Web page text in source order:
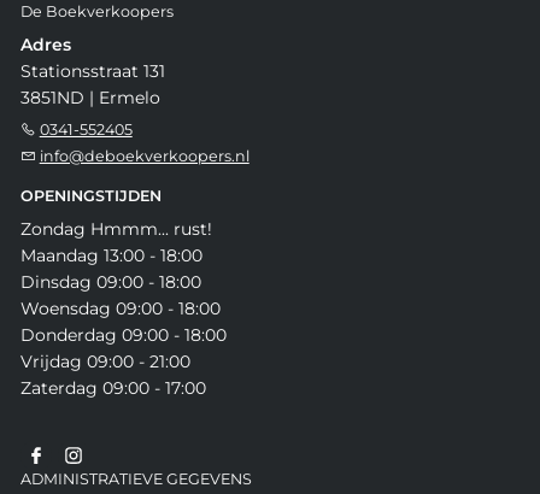
De Boekverkoopers
Adres
Stationsstraat 131
3851ND | Ermelo
0341-552405
info@deboekverkoopers.nl
OPENINGSTIJDEN
Zondag Hmmm... rust!
Maandag 13:00 - 18:00
Dinsdag 09:00 - 18:00
Woensdag 09:00 - 18:00
Donderdag 09:00 - 18:00
Vrijdag 09:00 - 21:00
Zaterdag 09:00 - 17:00
ADMINISTRATIEVE GEGEVENS